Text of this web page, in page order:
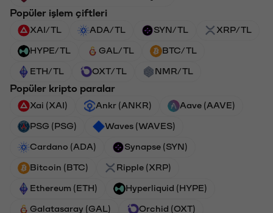
Popüler işlem çiftleri
XAI/TL ADA/TL SYN/TL XRP/TL
HYPE/TL GAL/TL BTC/TL
ETH/TL OXT/TL NMR/TL
Popüler kripto paralar
Xai (XAI) Ankr (ANKR) Aave (AAVE)
PSG (PSG) Waves (WAVES)
Cardano (ADA) Synapse (SYN)
Bitcoin (BTC) Ripple (XRP)
Ethereum (ETH) Hyperliquid (HYPE)
Galatasaray (GAL) Orchid (OXT)